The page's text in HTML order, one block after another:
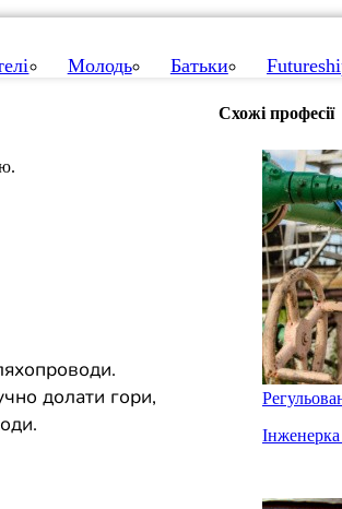
Молодь Батьки
долати гори,
Схожі професії
Інженерка